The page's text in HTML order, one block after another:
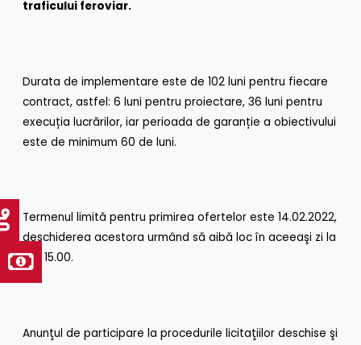
traficului feroviar.
Durata de implementare este de 102 luni pentru fiecare
contract, astfel: 6 luni pentru proiectare, 36 luni pentru
execuția lucrărilor, iar perioada de garanție a obiectivului
este de minimum 60 de luni.
Termenul limită pentru primirea ofertelor este 14.02.2022,
deschiderea acestora urmând să aibă loc în aceeaşi zi la
ora 15.00.
Anunţul de participare la procedurile licitaţiilor deschise şi